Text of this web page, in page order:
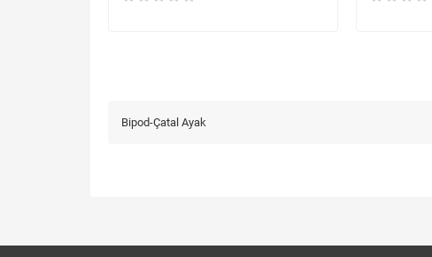
Bipod-Çatal Ayak